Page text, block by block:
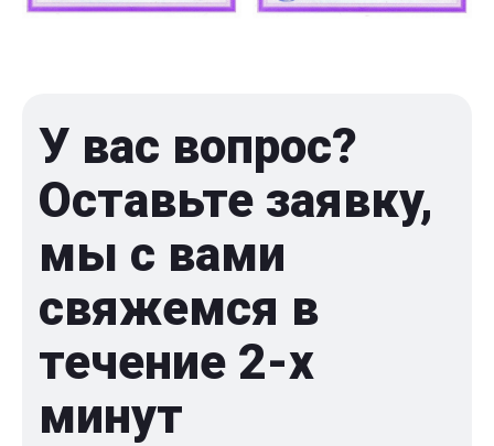
У вас вопрос?
Оставьте заявку,
мы с вами
свяжемся в
течение 2-x
минут